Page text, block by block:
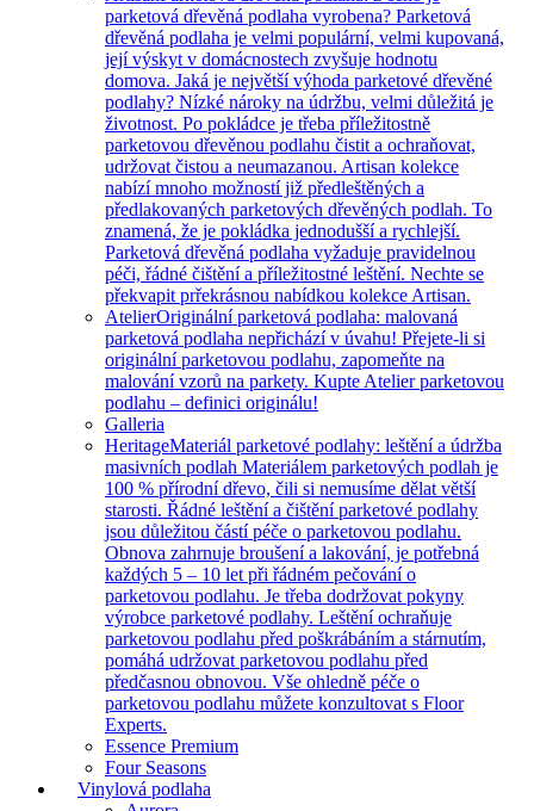
parketová dřevěná podlaha vyrobena? Parketová
dřevěná podlaha je velmi populární, velmi kupovaná,
její výskyt v domácnostech zvyšuje hodnotu
domova. Jaká je největší výhoda parketové dřevěné
podlahy? Nízké nároky na údržbu, velmi důležitá je
životnost. Po pokládce je třeba příležitostně
parketovou dřevěnou podlahu čistit a ochraňovat,
udržovat čistou a neumazanou. Artisan kolekce
nabízí mnoho možností již předleštěných a
předlakovaných parketových dřevěných podlah. To
znamená, že je pokládka jednodušší a rychlejší.
Parketová dřevěná podlaha vyžaduje pravidelnou
péči, řádné čištění a příležitostné leštění. Nechte se
překvapit prřekrásnou nabídkou kolekce Artisan.
AtelierOriginální parketová podlaha: malovaná
parketová podlaha nepřichází v úvahu! Přejete-li si
originální parketovou podlahu, zapomeňte na
malování vzorů na parkety. Kupte Atelier parketovou
podlahu – definici originálu!
Galleria
HeritageMateriál parketové podlahy: leštění a údržba
masivních podlah Materiálem parketových podlah je
100 % přírodní dřevo, čili si nemusíme dělat větší
starosti. Řádné leštění a čištění parketové podlahy
jsou důležitou částí péče o parketovou podlahu.
Obnova zahrnuje broušení a lakování, je potřebná
každých 5 – 10 let při řádném pečování o
parketovou podlahu. Je třeba dodržovat pokyny
výrobce parketové podlahy. Leštění ochraňuje
parketovou podlahu před poškrábáním a stárnutím,
pomáhá udržovat parketovou podlahu před
předčasnou obnovou. Vše ohledně péče o
parketovou podlahu můžete konzultovat s Floor
Experts.
Essence Premium
Four Seasons
Vinylová podlaha